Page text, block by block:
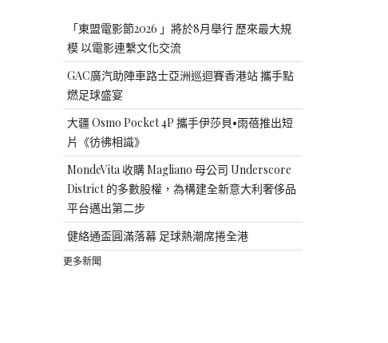
「東盟電影節2026 」將於8月舉行 歷來最大規
模 以電影連繫文化交流
GAC廣汽助陣車路士亞洲巡迴賽香港站 攜手點
燃足球盛宴
大疆 Osmo Pocket 4P 攜手伊莎貝•雨蓓推出短
片《彷彿相識》
MondeVita 收購 Magliano 母公司 Underscore
District 的多數股權，為構建全新意大利奢侈品
平台邁出第二步
健絡通盃圓滿落幕 足球熱潮席捲全港
更多新聞